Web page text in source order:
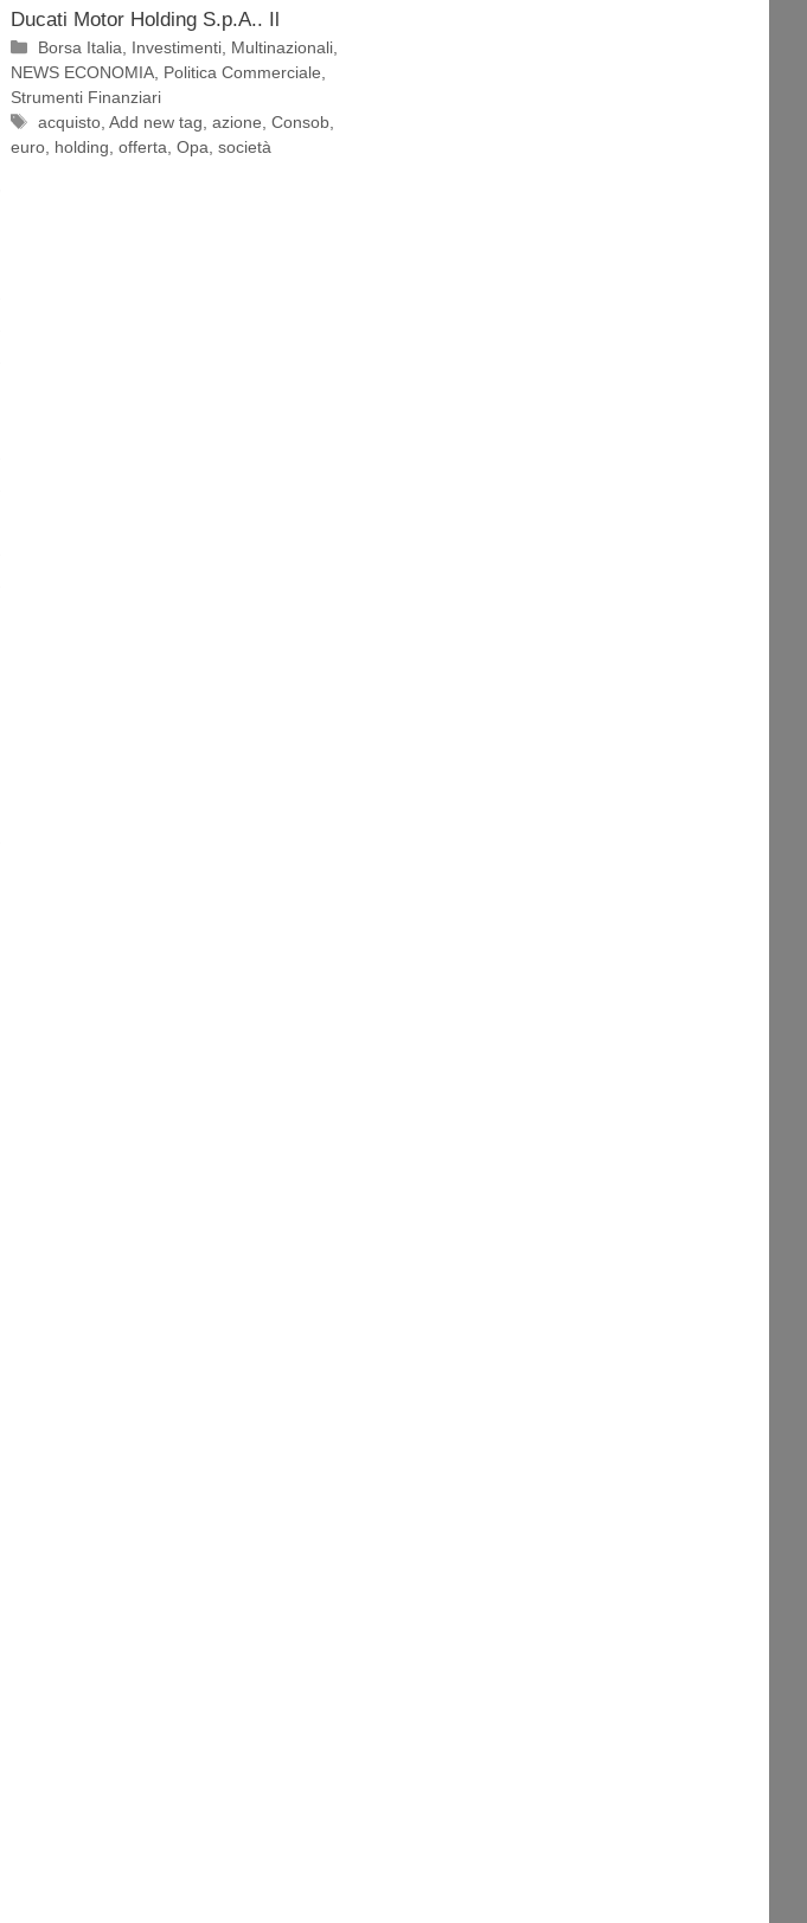
Ducati Motor Holding S.p.A.. Il
Categorie
Borsa Italia Investimenti Multinazionali
NEWS ECONOMIA, Politica Commerciale
Strumenti Finanziari
Tag
acquisto ,Add new tag ,azione ,Consob
euro, holding offerta Opa società